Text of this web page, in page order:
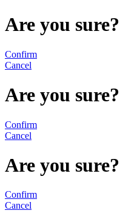
Are you sure?
Confirm
Cancel
Are you sure?
Confirm
Cancel
Are you sure?
Confirm
Cancel